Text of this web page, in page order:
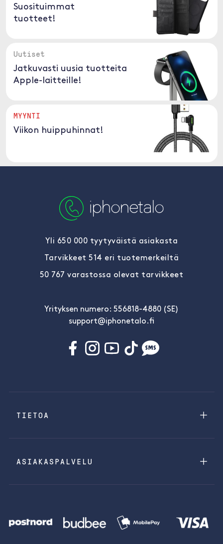
Suosituimmat
tuotteet!
Uutiset
Jatkuvasti uusia tuotteita
Apple-laitteille!
MYYNTI
Viikon huippuhinnat!
Yli 650 000 tyytyväistä asiakasta
Tarvikkeet 514 eri tuotemerkeiltä
50 767 varastossa olevat tarvikkeet
Yrityksen numero: 556818-4880 (SE)
support@iphonetalo.fi
TIETOA
ASIAKASPALVELU